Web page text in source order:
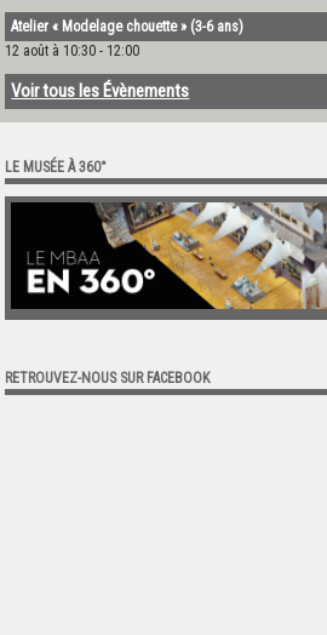
Atelier « Modelage chouette » (3-6 ans)
12 août à 10:30 - 12:00
Voir tous les Évènements
LE MUSÉE À 360°
RETROUVEZ-NOUS SUR FACEBOOK